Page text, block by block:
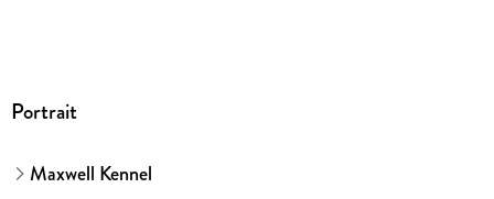
Portrait
Maxwell Kennel